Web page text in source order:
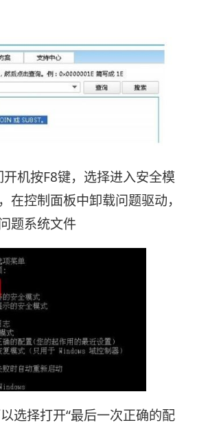
机按F8键，选择进入安全模
在控制面板中卸载问题驱动，
题系统文件
选择打开“最后一次正确的配